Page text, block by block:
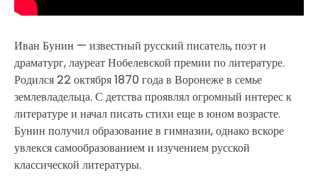
Иван Бунин — известный русский писатель, поэт и
драматург, лауреат Нобелевской премии по литературе.
Родился 22 октября 1870 года в Воронеже в семье
землевладельца. С детства проявлял огромный интерес к
литературе и начал писать стихи еще в юном возрасте.
Бунин получил образование в гимназии, однако вскоре
увлекся самообразованием и изучением русской
классической литературы.